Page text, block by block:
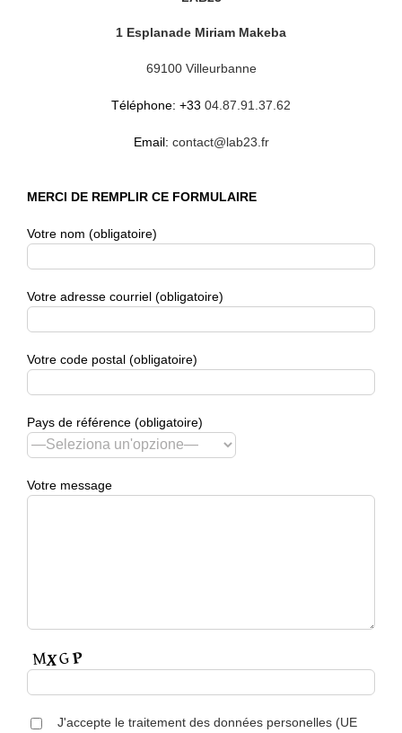
1 Esplanade Miriam Makeba
69100 Villeurbanne
Téléphone: +33 04.87.91.37.62
Email: contact@lab23.fr
MERCI DE REMPLIR CE FORMULAIRE
Votre nom (obligatoire)
Votre adresse courriel (obligatoire)
Votre code postal (obligatoire)
Pays de référence (obligatoire)
Votre message
J'accepte le traitement des données personelles (UE